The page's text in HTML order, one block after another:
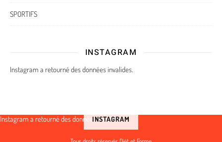
SPORTIFS
INSTAGRAM
Instagram a retourné des données invalides.
INSTAGRAM
Instagram a retourné des données invalides.